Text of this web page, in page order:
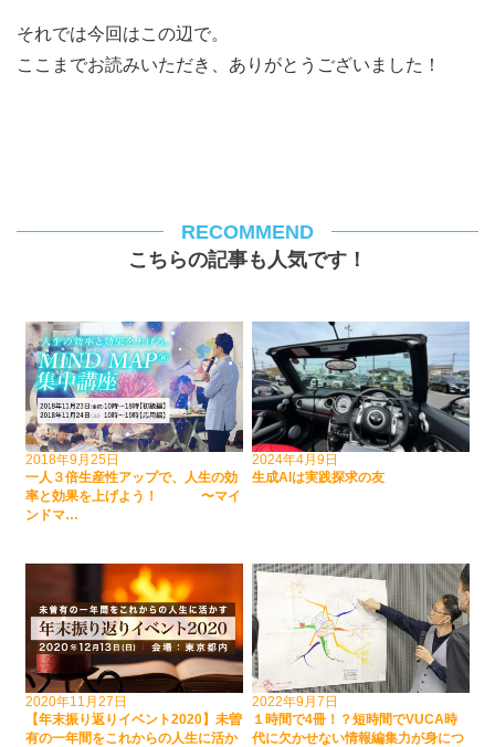
それでは今回はこの辺で。
ここまでお読みいただき、ありがとうございました！
RECOMMEND
こちらの記事も人気です！
2018年9月25日
一人３倍生産性アップで、人生の効
率と効果を上げよう！ 〜マイ
ンドマ…
2024年4月9日
生成AIは実践探求の友
2020年11月27日
【年末振り返りイベント2020】未曽
有の一年間をこれからの人生に活か
2022年9月7日
１時間で4冊！？短時間でVUCA時
代に欠かせない情報編集力が身につ